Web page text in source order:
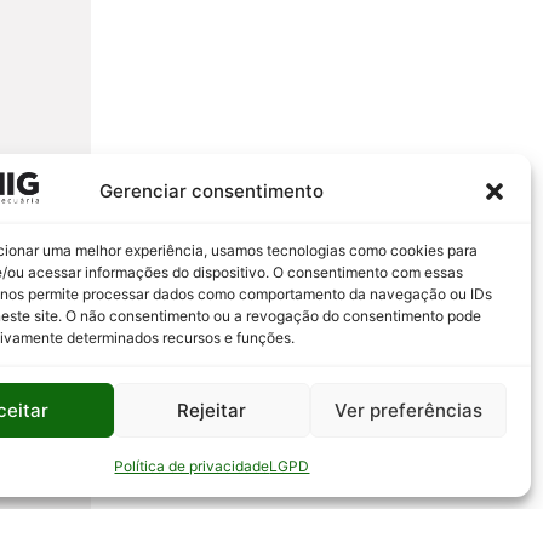
Gerenciar consentimento
uma melhor experiência, usamos tecnologias como cookies para
ou acessar informações do dispositivo. O consentimento com essas
permite processar dados como comportamento da navegação ou IDs
site. O não consentimento ou a revogação do consentimento pode
determinados recursos e funções.
Rejeitar Ver preferências
Política de privacidadeLGPD